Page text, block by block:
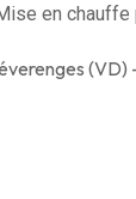
en chauffe